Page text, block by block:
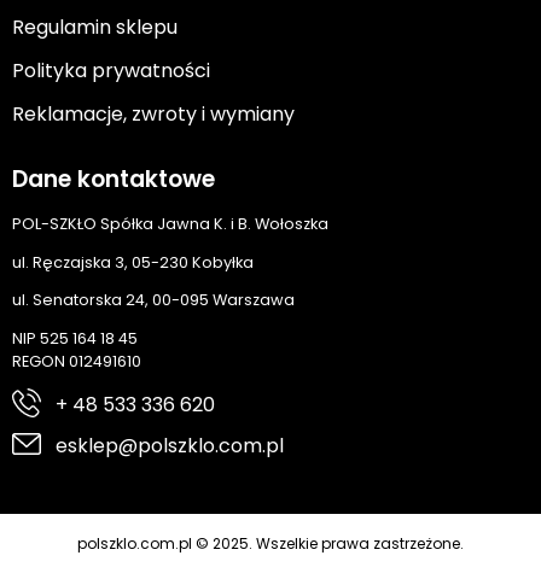
Regulamin sklepu
Polityka prywatności
Reklamacje, zwroty i wymiany
Dane kontaktowe
POL-SZKŁO Spółka Jawna K. i B. Wołoszka
ul. Ręczajska 3, 05-230 Kobyłka
ul. Senatorska 24, 00-095 Warszawa
NIP 525 164 18 45
REGON 012491610
+ 48 533 336 620
esklep@polszklo.com.pl
polszklo.com.pl © 2025. Wszelkie prawa zastrzeżone.